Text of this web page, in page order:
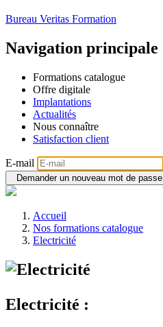
Bureau Veritas Formation
Navigation principale
Formations catalogue
Offre digitale
Implantations
Actualités
Nous connaître
Satisfaction client
E-mail
Demander un nouveau mot de passe
Accueil
Nos formations catalogue
Electricité
Electricité :